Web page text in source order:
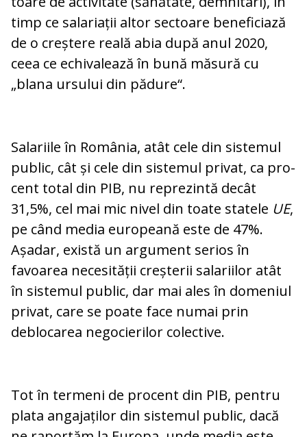
timp ce salariații altor sectoare be­neficiază
de o creștere reală abia după anul 2020,
ceea ce echivalează în bună mă­sură cu
„blana ursului din pă­dure“.
Salariile în România, atât cele din sistemul
public, cât și cele din sistemul privat, ca pro­­
cent total din PIB, nu reprezintă decât
31,5%, cel mai mic nivel din toate statele UE,
pe când media eu­ro­peană este de 47%.
Așadar, există un ar­gu­ment se­ri­os în
favoarea necesității creș­te­rii salariilor atât
în sistemul public, dar mai ales în do­meniul
privat, care se poate fa­ce numai prin
deblocarea negocierilor colective.
Tot în termeni de procent din PIB, pentru
pla­ta angajaților din sistemul public, dacă